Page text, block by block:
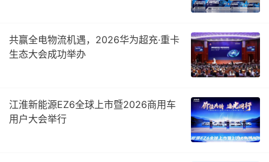
共赢全电物流机遇，2026华为超充·重卡
生态大会成功举办
江淮新能源EZ6全球上市暨2026商用车
用户大会举行